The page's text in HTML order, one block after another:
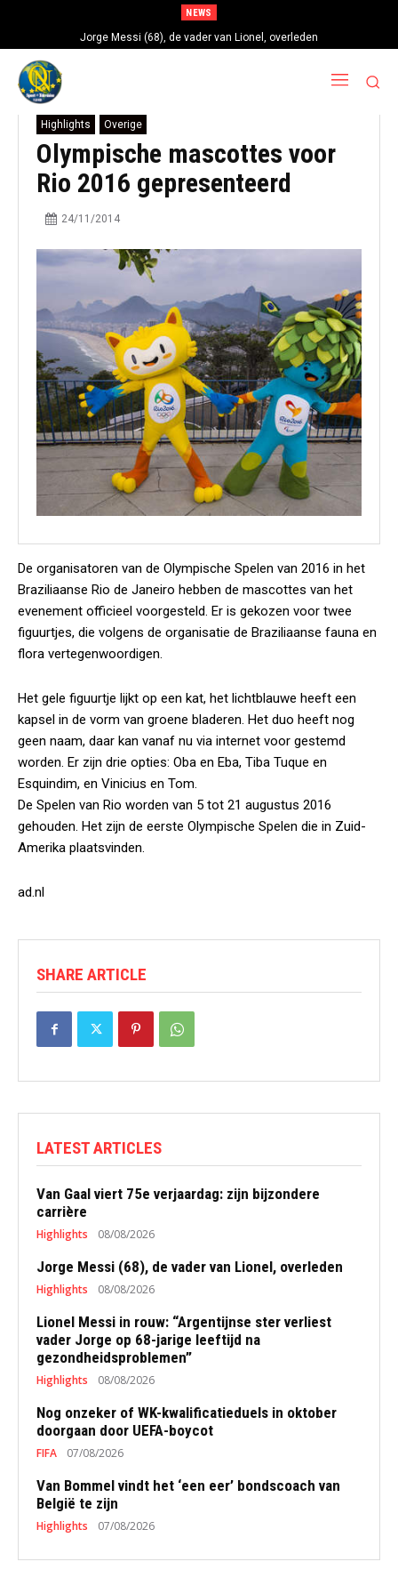
NEWS
Jorge Messi (68), de vader van Lionel, overleden
Highlights Overige
Olympische mascottes voor
Rio 2016 gepresenteerd
24/11/2014
De organisatoren van de Olympische Spelen van 2016 in het
Braziliaanse Rio de Janeiro hebben de mascottes van het
evenement officieel voorgesteld. Er is gekozen voor twee
figuurtjes, die volgens de organisatie de Braziliaanse fauna en
flora vertegenwoordigen.
Het gele figuurtje lijkt op een kat, het lichtblauwe heeft een
kapsel in de vorm van groene bladeren. Het duo heeft nog
geen naam, daar kan vanaf nu via internet voor gestemd
worden. Er zijn drie opties: Oba en Eba, Tiba Tuque en
Esquindim, en Vinicius en Tom.
De Spelen van Rio worden van 5 tot 21 augustus 2016
gehouden. Het zijn de eerste Olympische Spelen die in Zuid-
Amerika plaatsvinden.
ad.nl
SHARE ARTICLE
LATEST ARTICLES
Van Gaal viert 75e verjaardag: zijn bijzondere
carrière
Highlights 08/08/2026
Jorge Messi (68), de vader van Lionel, overleden
Highlights 08/08/2026
Lionel Messi in rouw: “Argentijnse ster verliest
vader Jorge op 68-jarige leeftijd na
gezondheidsproblemen”
Highlights 08/08/2026
Nog onzeker of WK-kwalificatieduels in oktober
doorgaan door UEFA-boycot
FIFA 07/08/2026
Van Bommel vindt het ‘een eer’ bondscoach van
België te zijn
Highlights 07/08/2026